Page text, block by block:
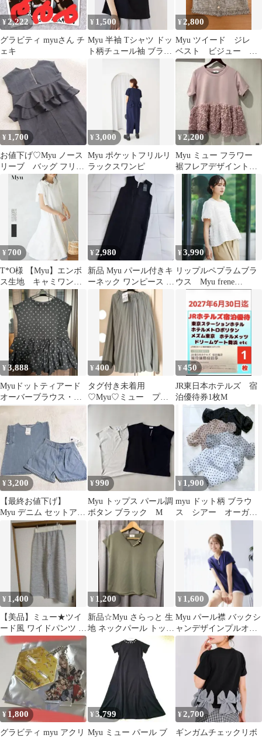
¥2,222
グラビティ myuさん チ
ェキ
¥ 1,500
Myu 半袖 Tシャツ ドッ
ト柄チュール袖 ブラッ
¥ 2,800
Myu ツイード ジレ
ベスト ビジュー ラ
メ糸
¥ 1,700
お値下げ♡Myu ノース
リーブ バッグ フリル
リネン混ワンピース
¥3,000
Myu ポケットフリルリ
ラックスワンピ
¥2,200
Myu ミュー フラワー
裾フレアデザイントッ
プス ピンク
¥ 700
T*O様 【Myu】エンボ
ス生地 キャミワンピ
ース
¥2,980
新品 Myu パール付きキ
ーネック ワンピース フ
リーサイズ 冠婚葬祭
¥3,990
リップルペプラムブラ
ウス Myu frene
¥3,888
Myuドットティアード
オーバーブラウス・ブ
ラック
¥400
タグ付き未着用
♡Myu♡ミュー プリ
ーツスカート グリーン
¥450
JR東日本ホテルズ 宿
泊優待券1枚Μ
¥3,200
【最終お値下げ】
Myu デニム セットアッ
プ ノースリーブ ショー
トパンツ
¥990
Myu トップス パール調
ボタン ブラック M
¥ 1,900
myu ドット柄 ブラウ
ス シアー オーガン
¥ 1,400
【美品】ミュー★ツイ
ード風 ワイドパンツ ウ
エストゴム
¥ 1,200
新品☆Myu さらっと 生
地 ネックパール トップ
¥ 1,600
Myu パール襟 バックシ
ャンデザインプルオー
バー
¥ 1,800
グラビティ myu アクリ
¥ 3,799
Myu ミュー パール ブ
¥2,700
ギンガムチェックリボ